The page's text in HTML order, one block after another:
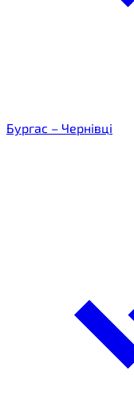
Бургас – Чернівці